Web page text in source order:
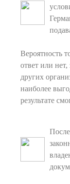
Вероятность
ответ или
других
наиболее
результате